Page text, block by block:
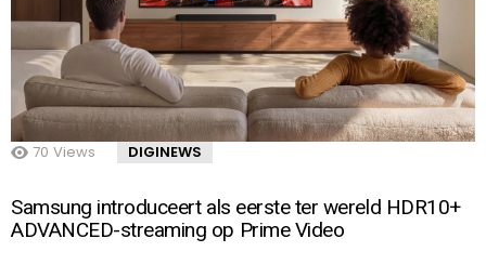
70 Views DIGINEWS
Samsung introduceert als eerste ter wereld HDR10+
ADVANCED-streaming op Prime Video